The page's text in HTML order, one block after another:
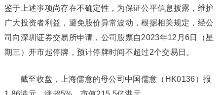
鉴于上述事项尚存在不确定性，为保证公平信息披露，维护
广大投资者利益，避免股价异常波动，根据相关规定，经公
司向深圳证券交易所申请，公司股票自2023年12月6日（星
期三）开市起停牌，预计停牌时间不超过2个交易日。
截至收盘，上海儒意的母公司中国儒意（HK0136）报